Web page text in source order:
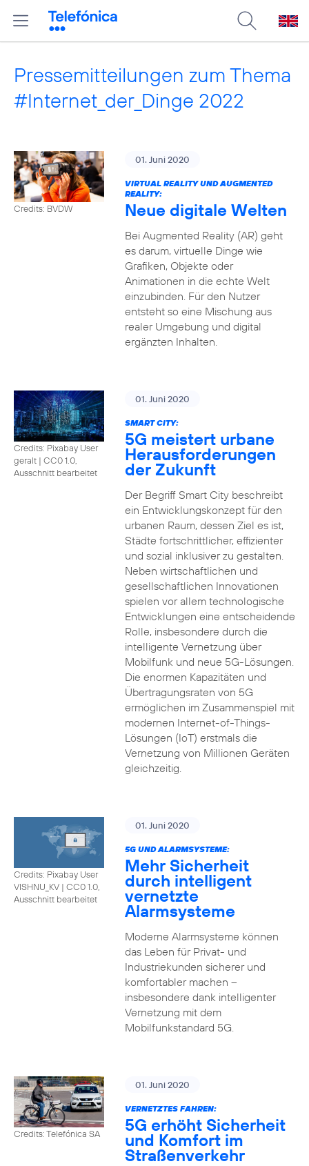
Pressemitteilungen zum Thema
#Internet_der_Dinge 2022
Credits: BVDW
01. Juni 2020
VIRTUAL REALITY UND AUGMENTED
REALITY:
Neue digitale Welten
Bei Augmented Reality (AR) geht
es darum, virtuelle Dinge wie
Grafiken, Objekte oder
Animationen in die echte Welt
einzubinden. Für den Nutzer
entsteht so eine Mischung aus
realer Umgebung und digital
ergänzten Inhalten.
Credits: Pixabay User
geralt | CC0 1.0,
Ausschnitt bearbeitet
01. Juni 2020
SMART CITY:
5G meistert urbane
Herausforderungen
der Zukunft
Der Begriff Smart City beschreibt
ein Entwicklungskonzept für den
urbanen Raum, dessen Ziel es ist,
Städte fortschrittlicher, effizienter
und sozial inklusiver zu gestalten.
Neben wirtschaftlichen und
gesellschaftlichen Innovationen
spielen vor allem technologische
Entwicklungen eine entscheidende
Rolle, insbesondere durch die
intelligente Vernetzung über
Mobilfunk und neue 5G-Lösungen.
Die enormen Kapazitäten und
Übertragungsraten von 5G
ermöglichen im Zusammenspiel mit
modernen Internet-of-Things-
Lösungen (IoT) erstmals die
Vernetzung von Millionen Geräten
gleichzeitig.
Credits: Pixabay User
VISHNU_KV | CC0 1.0,
Ausschnitt bearbeitet
01. Juni 2020
5G UND ALARMSYSTEME:
Mehr Sicherheit
durch intelligent
vernetzte
Alarmsysteme
Moderne Alarmsysteme können
das Leben für Privat- und
Industriekunden sicherer und
komfortabler machen –
insbesondere dank intelligenter
Vernetzung mit dem
Mobilfunkstandard 5G.
Credits: Telefónica SA
01. Juni 2020
VERNETZTES FAHREN:
5G erhöht Sicherheit
und Komfort im
Straßenverkehr